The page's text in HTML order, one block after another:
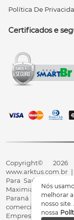
Nós
melhorar
nosso
nossa
Política De
Certificados e
Copyright©
www.arktus.com.br
Para Saúde Ltda |
Maximiano, 107,
Paraná - CEP
Empresa - AFE/